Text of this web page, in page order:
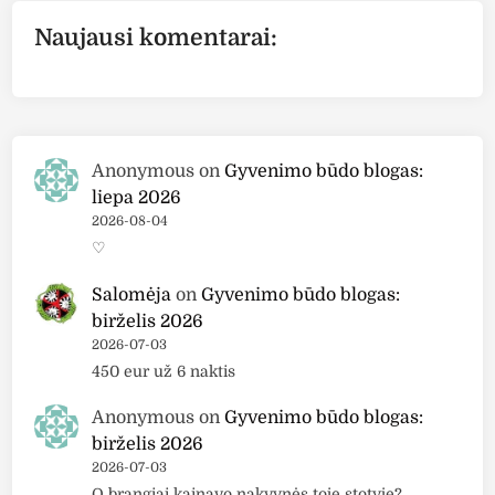
Naujausi komentarai:
Anonymous onGyvenimo būdo blogas:
liepa 2026
2026-08-04
♡
Salomėja onGyvenimo būdo blogas:
birželis 2026
2026-07-03
450 eur už 6 naktis
Anonymous onGyvenimo būdo blogas:
birželis 2026
2026-07-03